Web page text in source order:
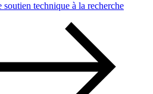
soutien technique à la recherche